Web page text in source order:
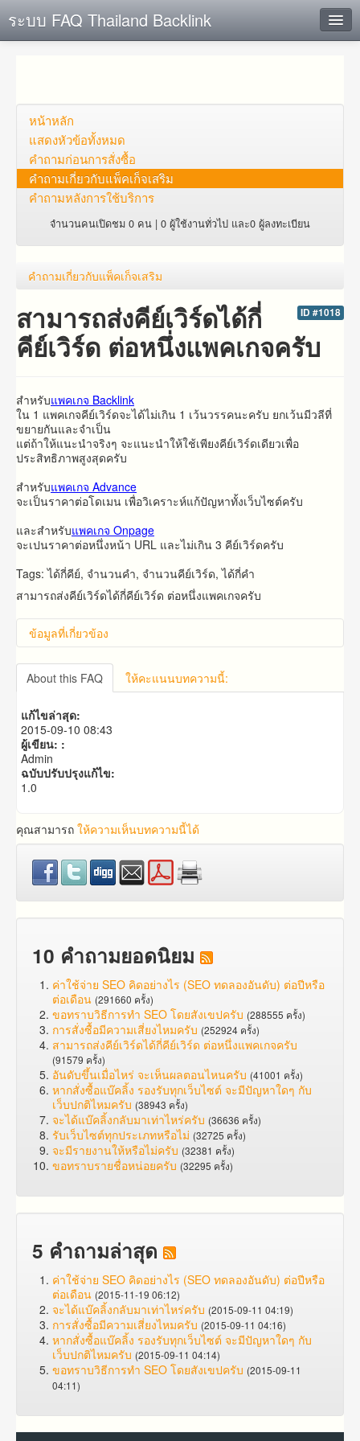
ระบบ FAQ Thailand Backlink
ตั้งคำถาม
ดูคำถาม
คุณต้องการที่จะลงทะเบียนหรือไม่?
หน้าหลัก
แสดงหัวข้อทั้งหมด
คำถาม​ก่อน​การ​สั่งซื้อ​
คำถาม​เกี่ยว​กับ​แพ็คเก็จ​เสริม
คำถามหลังการใช้บริการ
จำนวนคนเปิดชม 0 คน | 0 ผู้ใช้งานทั่วไป และ0 ผู้ลงทะเบียน
คำถาม​เกี่ยว​กับ​แพ็คเก็จ​เสริม
ID #1018
สามารถส่งคีย์เวิร์ดได้กี่
คีย์เวิร์ด ต่อหนึ่งแพคเกจครับ
สำหรับ​แพคเกจ Backlink
ใน 1 แพคเกจคีย์เวิร์ดจะได้ไม่เกิน 1 เว้นวรรคนะครับ ยกเว้นมีวลีที่
ขยายกันและจำเป็น
แต่ถ้าให้แนะนำจริงๆ จะแนะนำให้ใช้เพียงคีย์เวิร์ดเดียวเพื่อ
ประสิทธิภาพสูงสุดครับ
สำหรับแพคเกจ Advance
จะ​เป็น​ราคา​ต่อ​โดเมน​ เพื่อวิเคราะห์แก้ปัญหาทั้งเว็บไซต์ครับ
และ​สำหรับ​แพคเกจ Onpage
จะ​เปน​ราคา​ต่อ​หนึ่ง​หน้า​ URL​ และ​ไม่​เกิน​ 3 คีย์เวิร์ด​ครับ​
Tags: ได้กี่คีย์, จำนวนคำ, จำนวนคีย์เวิร์ด, ได้กี่คำ
สามารถส่งคีย์เวิร์ดได้กี่คีย์เวิร์ด ต่อหนึ่งแพคเกจครับ
ข้อมูลที่เกี่ยวข้อง
About this FAQ ให้คะแนนบทความนี้:
แก้ไขล่าสุด:
2015-09-10 08:43
ผู้เขียน: :
Admin
ฉบับปรับปรุงแก้ไข:
1.0
คุณสามารถ ให้ความเห็นบทความนี้ได้
10 คำถามยอดนิยม
ค่าใช้จ่าย SEO คิดอย่างไร (SEO ทดลองอันดับ) ต่อปีหรือ
ต่อเดือน (291660 ครั้ง)
ขอทราบวิธีการทำ SEO โดยสังเขปครับ (288555 ครั้ง)
การสั่งซื้อมีความเสี่ยงไหมครับ (252924 ครั้ง)
สามารถส่งคีย์เวิร์ดได้กี่คีย์เวิร์ด ต่อหนึ่งแพคเกจครับ
(91579 ครั้ง)
อันดับขึ้นเมื่อไหร่ จะเห็นผลตอนไหนครับ (41001 ครั้ง)
หากสั่งซื้อแบ๊คลิ้ง รองรับทุกเว็บไซต์ จะมีปัญหาใดๆ กับ
เว็บปกติไหมครับ (38943 ครั้ง)
จะได้แบ๊คลิ้งกลับมาเท่าไหร่ครับ (36636 ครั้ง)
รับเว็บไซต์ทุกประเภทหรือไม่ (32725 ครั้ง)
จะมีรายงานให้หรือไม่ครับ (32381 ครั้ง)
ขอทราบรายชื่อหน่อยครับ (32295 ครั้ง)
5 คำถามล่าสุด
ค่าใช้จ่าย SEO คิดอย่างไร (SEO ทดลองอันดับ) ต่อปีหรือ
ต่อเดือน (2015-11-19 06:12)
จะได้แบ๊คลิ้งกลับมาเท่าไหร่ครับ (2015-09-11 04:19)
การสั่งซื้อมีความเสี่ยงไหมครับ (2015-09-11 04:16)
หากสั่งซื้อแบ๊คลิ้ง รองรับทุกเว็บไซต์ จะมีปัญหาใดๆ กับ
เว็บปกติไหมครับ (2015-09-11 04:14)
ขอทราบวิธีการทำ SEO โดยสังเขปครับ (2015-09-11
04:11)